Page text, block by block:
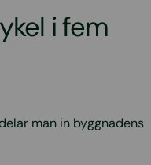
i fem
man in byggnadens